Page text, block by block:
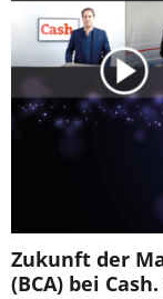
Zukunft der
(BCA) bei